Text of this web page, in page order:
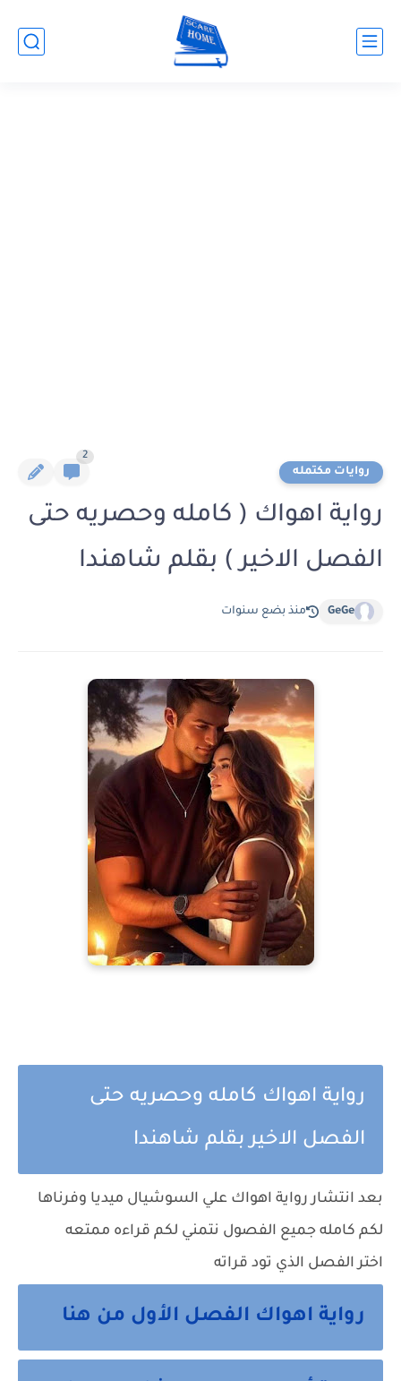
روايات مكتمله
2
رواية اهواك ( كامله وحصريه حتى
الفصل الاخير ) بقلم شاهندا
GeGe منذ بضع سنوات
رواية اهواك كامله وحصريه حتى
الفصل الاخير بقلم شاهندا
بعد انتشار رواية اهواك علي السوشيال ميديا وفرناها
لكم كامله جميع الفصول نتمني لكم قراءه ممتعه
اختر الفصل الذي تود قراته
رواية اهواك الفصل الأول من هنا